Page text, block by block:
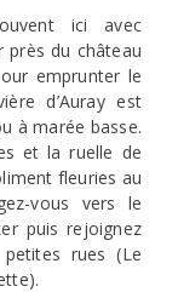
ici avec
près du château
emprunter le
d’Auray est
à marée basse.
et la ruelle de
fleuries au
vous vers le
puis rejoignez
rues (Le